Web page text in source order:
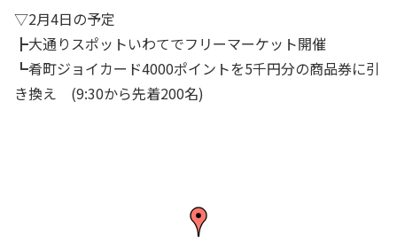
▽2月4日の予定
┣大通りスポットいわてでフリーマーケット開催
┗肴町ジョイカード4000ポイントを5千円分の商品券に引
き換え (9:30から先着200名)